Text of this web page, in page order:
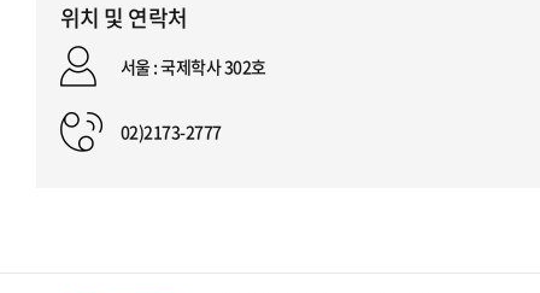
위치 및 연락처
서울 : 국제학사 302호
02)2173-2777